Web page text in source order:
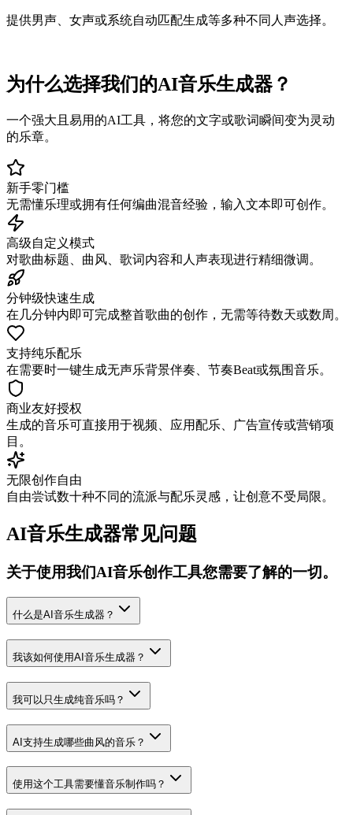
提供男声、女声或系统自动匹配生成等多种不同人声选择。
为什么选择我们的AI音乐生成器？
一个强大且易用的AI工具，将您的文字或歌词瞬间变为灵动
的乐章。
新手零门槛
无需懂乐理或拥有任何编曲混音经验，输入文本即可创作。
高级自定义模式
对歌曲标题、曲风、歌词内容和人声表现进行精细微调。
分钟级快速生成
在几分钟内即可完成整首歌曲的创作，无需等待数天或数周。
支持纯乐配乐
在需要时一键生成无声乐背景伴奏、节奏Beat或氛围音乐。
商业友好授权
生成的音乐可直接用于视频、应用配乐、广告宣传或营销项
目。
无限创作自由
自由尝试数十种不同的流派与配乐灵感，让创意不受局限。
AI音乐生成器常见问题
关于使用我们AI音乐创作工具您需要了解的一切。
什么是AI音乐生成器？
我该如何使用AI音乐生成器？
我可以只生成纯音乐吗？
AI支持生成哪些曲风的音乐？
使用这个工具需要懂音乐制作吗？